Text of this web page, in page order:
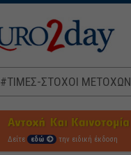
#ΤΙΜΕΣ-ΣΤΟΧΟΙ ΜΕΤΟΧΩΝ
Δείτε εδώ την ειδική έκδοση